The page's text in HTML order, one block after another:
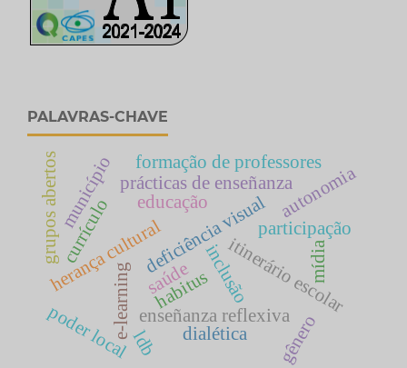
PALAVRAS-CHAVE
educação
deficiência visual
inclusão
e-learning
prácticas de enseñanza
enseñanza reflexiva
habitus
herança cultural itinerário escolar
saúde
participação
grupos abertos
dialética
município autonomia
poder local
currículo
ldb gênero
mídia
formação de professores